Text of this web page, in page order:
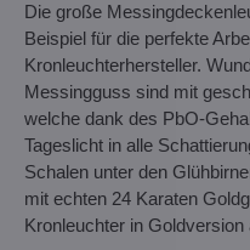
Die große
Beispiel für die perfekte
Kronleuchterhersteller.
Messingguss sind mit
welche dank des PbO-
Tageslicht in alle
Schalen unter den
mit echten 24 Karaten
Kronleuchter in Goldversion